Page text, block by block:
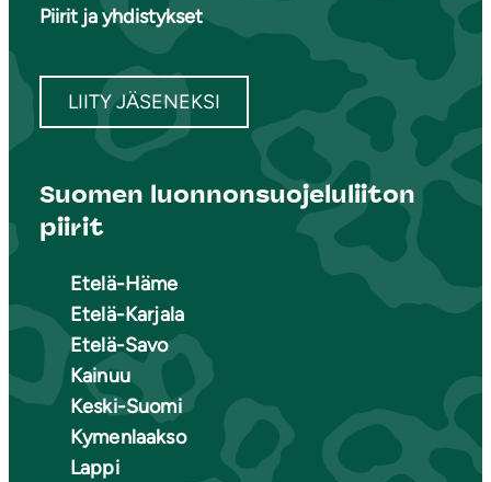
Piirit ja yhdistykset
LIITY JÄSENEKSI
Suomen luonnonsuojeluliiton
piirit
Etelä-Häme
Etelä-Karjala
Etelä-Savo
Kainuu
Keski-Suomi
Kymenlaakso
Lappi